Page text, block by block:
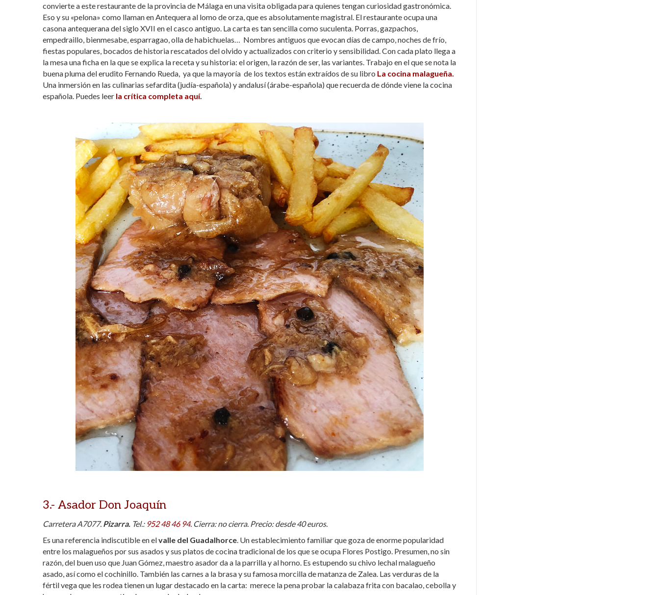
convierte a este restaurante de la provincia de Málaga en una visita obligada para quienes tengan curiosidad gastronómica.
Eso y su «pelona» como llaman en Antequera al lomo de orza, que es absolutamente magistral. El restaurante ocupa una
casona antequerana del siglo XVII en el casco antiguo. La carta es tan sencilla como suculenta. Porras, gazpachos,
empedraillo, bienmesabe, esparragao, olla de habichuelas… Nombres antiguos que evocan días de campo, noches de frío,
fiestas populares, bocados de historia rescatados del olvido y actualizados con criterio y sensibilidad. Con cada plato llega a
la mesa una ficha en la que se explica la receta y su historia: el origen, la razón de ser, las variantes. Trabajo en el que se nota la
buena pluma del erudito Fernando Rueda, ya que la mayoría de los textos están extraídos de su libro La cocina malagueña.
Una inmersión en las culinarias sefardita (judía-española) y andalusí (árabe-española) que recuerda de dónde viene la cocina
española. Puedes leer la crítica completa aquí.
3.- Asador Don Joaquín
Carretera A7077. Pizarra. Tel.: 952 48 46 94. Cierra: no cierra. Precio: desde 40 euros.
Es una referencia indiscutible en elvalle del Guadalhorce. Un establecimiento familiar que goza de enorme popularidad
entre los malagueños por sus asados y sus platos de cocina tradicional de los que se ocupa Flores Postigo. Presumen, no sin
razón, del buen uso que Juan Gómez, maestro asador da a la parrilla y al horno. Es estupendo su chivo lechal malagueño
asado, así como el cochinillo. También las carnes a la brasa y su famosa morcilla de matanza de Zalea. Las verduras de la
fértil vega que les rodea tienen un lugar destacado en la carta: merece la pena probar la calabaza frita con bacalao, cebolla y